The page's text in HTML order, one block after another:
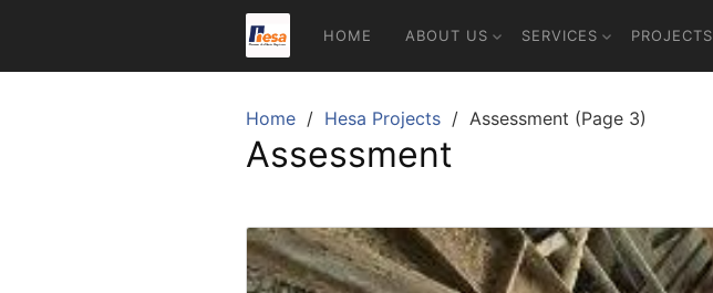
content
HOME ABOUT US SERVICES PROJECTS
Home Hesa Projects Assessment (Page 3)
Assessment